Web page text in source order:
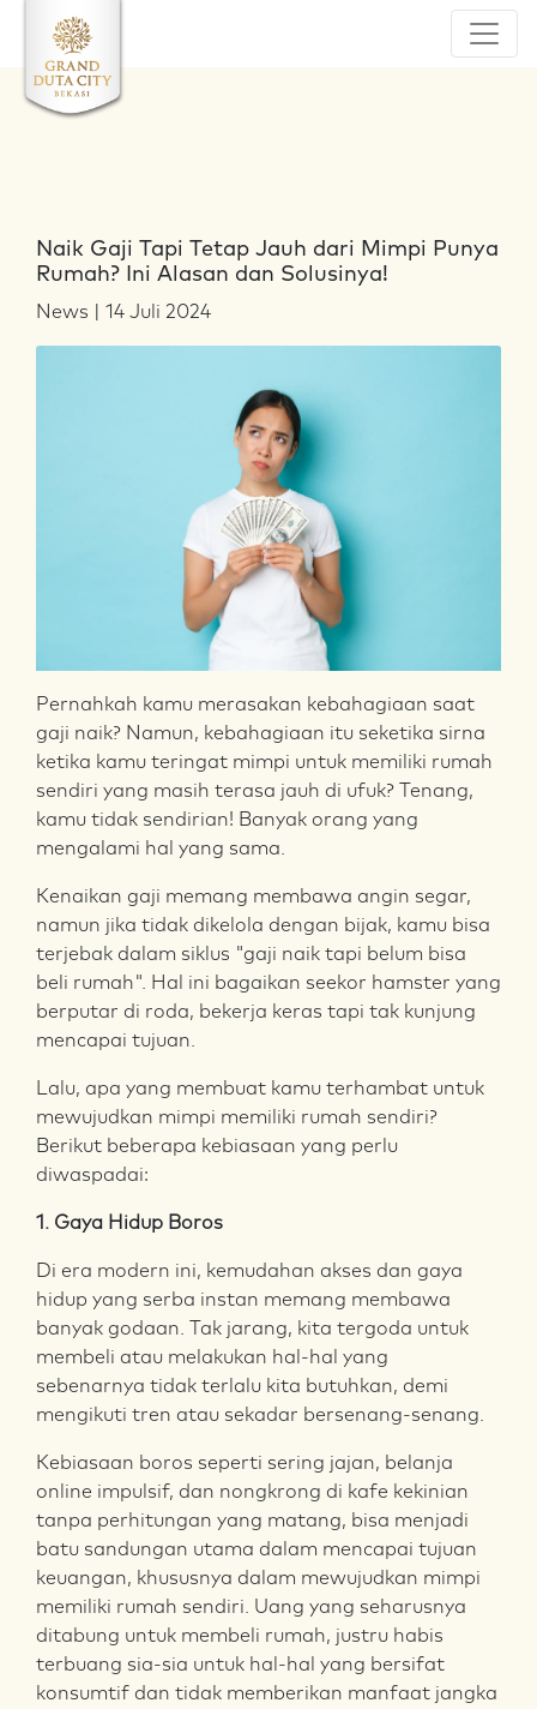
Naik Gaji Tapi Tetap Jauh dari Mimpi Punya
Rumah? Ini Alasan dan Solusinya!
News | 14 Juli 2024
Pernahkah kamu merasakan kebahagiaan saat
gaji naik? Namun, kebahagiaan itu seketika sirna
ketika kamu teringat mimpi untuk memiliki rumah
sendiri yang masih terasa jauh di ufuk? Tenang,
kamu tidak sendirian! Banyak orang yang
mengalami hal yang sama.
Kenaikan gaji memang membawa angin segar,
namun jika tidak dikelola dengan bijak, kamu bisa
terjebak dalam siklus "gaji naik tapi belum bisa
beli rumah". Hal ini bagaikan seekor hamster yang
berputar di roda, bekerja keras tapi tak kunjung
mencapai tujuan.
Lalu, apa yang membuat kamu terhambat untuk
mewujudkan mimpi memiliki rumah sendiri?
Berikut beberapa kebiasaan yang perlu
diwaspadai:
1. Gaya Hidup Boros
Di era modern ini, kemudahan akses dan gaya
hidup yang serba instan memang membawa
banyak godaan. Tak jarang, kita tergoda untuk
membeli atau melakukan hal-hal yang
sebenarnya tidak terlalu kita butuhkan, demi
mengikuti tren atau sekadar bersenang-senang.
Kebiasaan boros seperti sering jajan, belanja
online impulsif, dan nongkrong di kafe kekinian
tanpa perhitungan yang matang, bisa menjadi
batu sandungan utama dalam mencapai tujuan
keuangan, khususnya dalam mewujudkan mimpi
memiliki rumah sendiri. Uang yang seharusnya
ditabung untuk membeli rumah, justru habis
terbuang sia-sia untuk hal-hal yang bersifat
konsumtif dan tidak memberikan manfaat jangka